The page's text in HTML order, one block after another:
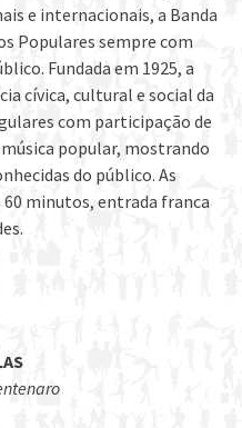
e internacionais, a Banda
Populares sempre com
Fundada em 1925, a
cívica, cultural e social da
com participação de
popular, mostrando
do público. As
minutos, entrada franca